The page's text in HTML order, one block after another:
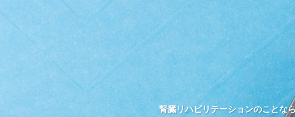
腎臓リハビリテーションのことな